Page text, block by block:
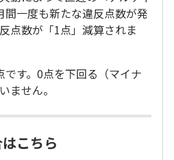
一度も新たな違反点数が発
点数が「1点」減算されま
す。0点を下回る（マイナ
ません。
こちら